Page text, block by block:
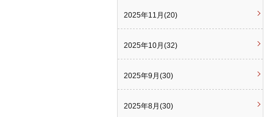
2025年11月(20)
2025年10月(32)
2025年9月(30)
2025年8月(30)